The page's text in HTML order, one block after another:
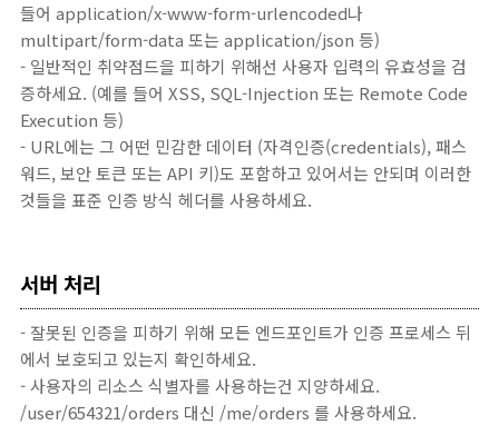
들어 application/x-www-form-urlencoded나
multipart/form-data 또는 application/json 등)
- 일반적인 취약점드을 피하기 위해선 사용자 입력의 유효성을 검
증하세요. (예를 들어 XSS, SQL-Injection 또는 Remote Code
Execution 등)
- URL에는 그 어떤 민감한 데이터 (자격인증(credentials), 패스
워드, 보안 토큰 또는 API 키)도 포함하고 있어서는 안되며 이러한
것들을 표준 인증 방식 헤더를 사용하세요.
서버 처리
- 잘못된 인증을 피하기 위해 모든 엔드포인트가 인증 프로세스 뒤
에서 보호되고 있는지 확인하세요.
- 사용자의 리소스 식별자를 사용하는건 지양하세요.
/user/654321/orders 대신 /me/orders 를 사용하세요.